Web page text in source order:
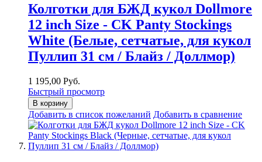
Колготки для БЖД кукол Dollmore
12 inch Size - CK Panty Stockings
White (Белые, сетчатые, для кукол
Пуллип 31 см / Блайз / Доллмор)
1 195,00 Руб.
Быстрый просмотр
В корзину
Добавить в список пожеланий Добавить в сравнение